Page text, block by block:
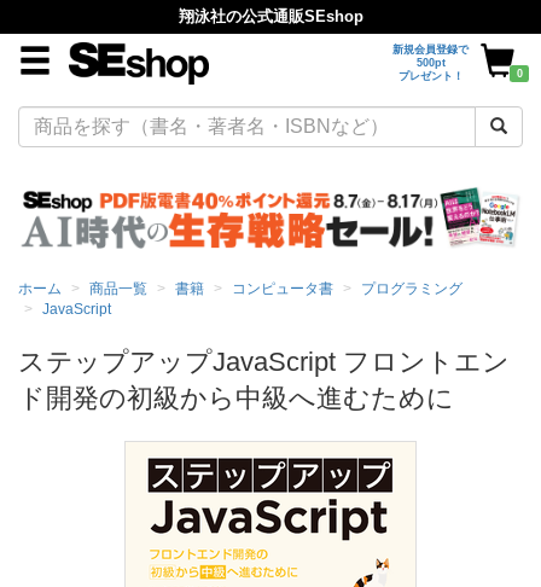
翔泳社の公式通販SEshop
新規会員登録で
500pt
プレゼント！
0
ホーム 商品一覧 書籍 コンピュータ書
プログラミング
JavaScript
ステップアップJavaScript フロントエン
ド開発の初級から中級へ進むために